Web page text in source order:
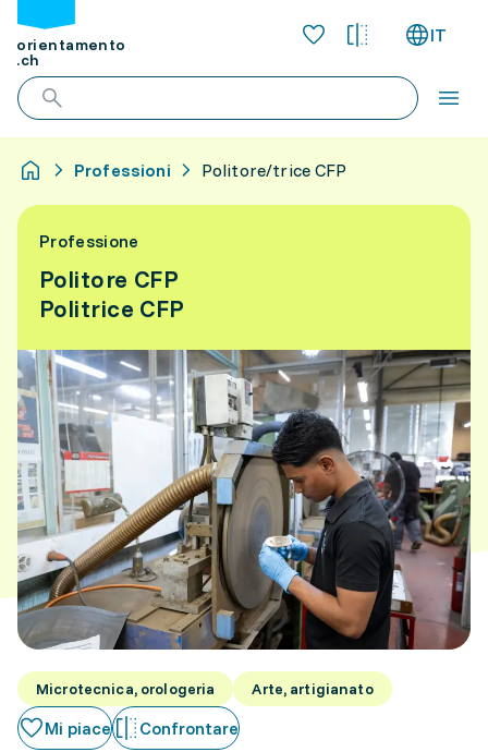
orientamento
.ch
IT
Professioni Politore/trice CFP
Professione
Politore CFP
Politrice CFP
Microtecnica, orologeria Arte, artigianato
Mi piace Confrontare